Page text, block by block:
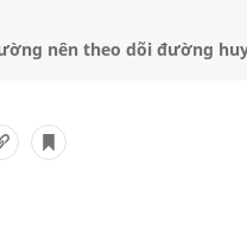
nên theo dõi đường